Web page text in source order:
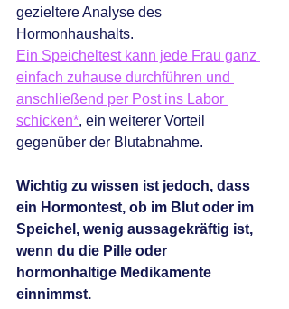
gezieltere Analyse des
Hormonhaushalts.
Ein Speicheltest kann jede Frau ganz
einfach zuhause durchführen und
anschließend per Post ins Labor
schicken*, ein weiterer Vorteil
gegenüber der Blutabnahme.
Wichtig zu wissen ist jedoch, dass
ein Hormontest, ob im Blut oder im
Speichel, wenig aussagekräftig ist,
wenn du die Pille oder
hormonhaltige Medikamente
einnimmst.